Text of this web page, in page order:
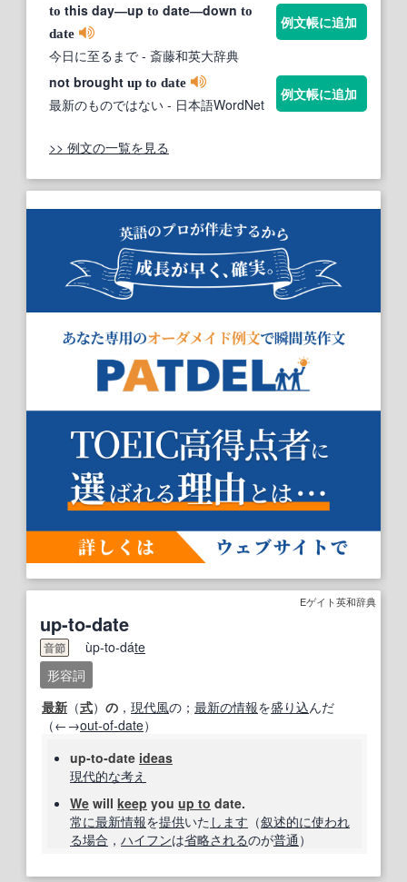
to this day―up to date―down to
date
今日に至るまで - 斎藤和英大辞典
例文帳に追加
not brought up to date
最新のものではない - 日本語WordNet
例文帳に追加
>> 例文の一覧を見る
Eゲイト英和辞典
up-to-date
音節 ùp-to-dáte
形容詞
最新 （式） の ， 現代風の； 最新の情報を盛り込んだ
（←→out‐of‐date）
up‐to‐date ideas
現代的な考え
We will keep you up to date.
常に最新情報を提供いた します （叙述的に使われ
る場合 ， ハイフンは省略されるのが普通 ）